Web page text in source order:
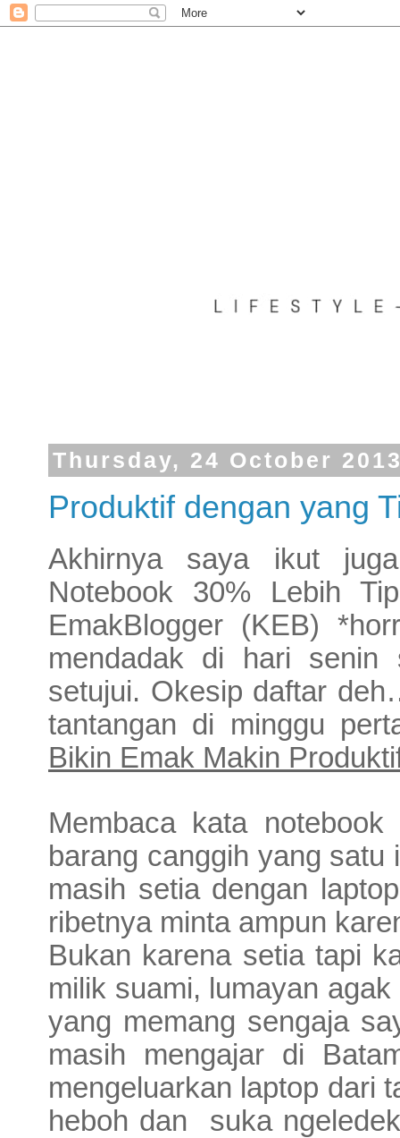
Thursday, 24 October
Produktif dengan yang
Akhirnya saya ikut
Notebook 30% Lebih
EmakBlogger (KEB)
mendadak di hari
setujui. Okesip daftar
tantangan di minggu
Bikin Emak Makin
Membaca kata
barang canggih yang
masih setia dengan
ribetnya minta ampun
Bukan karena setia tapi
milik suami, lumayan
yang memang sengaja
masih mengajar di
mengeluarkan laptop dari
heboh dan
suka